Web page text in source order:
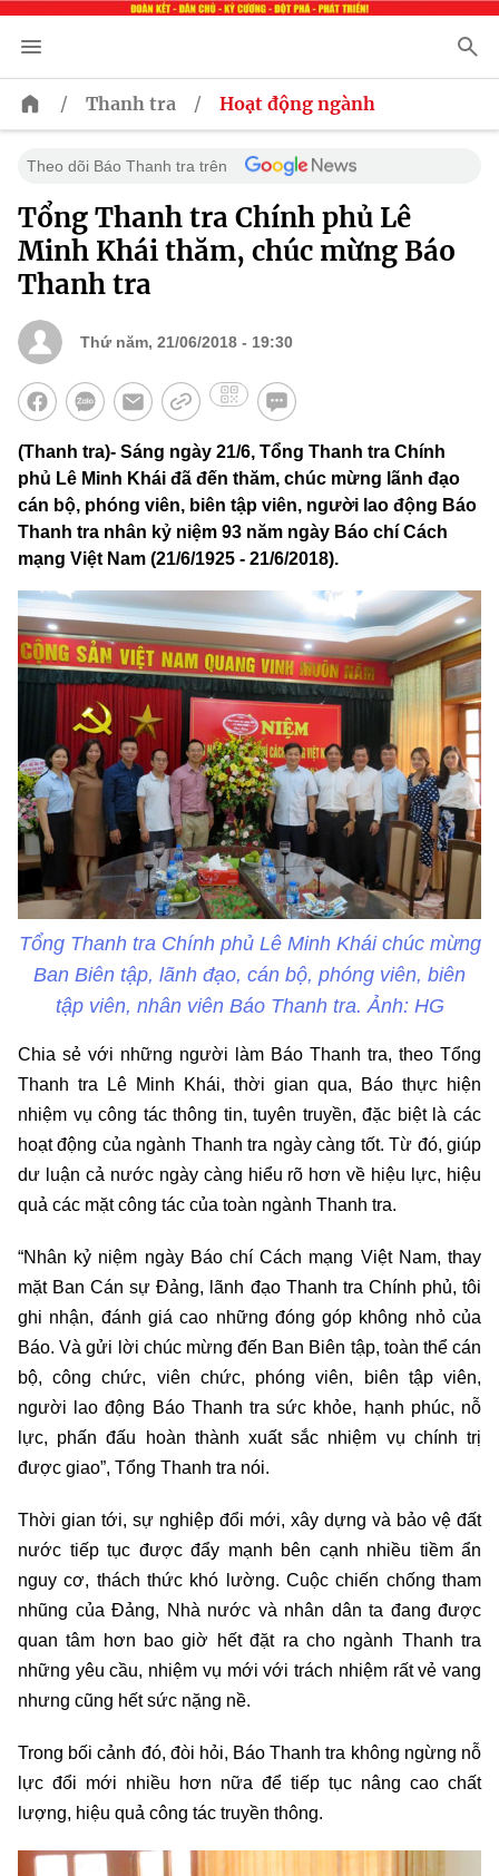
/ Thanh tra / Hoạt động ngành
Theo dõi Báo Thanh tra trên
Tổng Thanh tra Chính phủ Lê
Minh Khái thăm, chúc mừng Báo
Thanh tra
Thứ năm, 21/06/2018 - 19:30
(Thanh tra)- Sáng ngày 21/6, Tổng Thanh tra Chính
phủ Lê Minh Khái đã đến thăm, chúc mừng lãnh đạo
cán bộ, phóng viên, biên tập viên, người lao động Báo
Thanh tra nhân kỷ niệm 93 năm ngày Báo chí Cách
mạng Việt Nam (21/6/1925 - 21/6/2018).
Tổng Thanh tra Chính phủ Lê Minh Khái chúc mừng
Ban Biên tập, lãnh đạo, cán bộ, phóng viên, biên
tập viên, nhân viên Báo Thanh tra. Ảnh: HG
Chia sẻ với những người làm Báo Thanh tra, theo Tổng
Thanh tra Lê Minh Khái, thời gian qua, Báo thực hiện
nhiệm vụ công tác thông tin, tuyên truyền, đặc biệt là các
hoạt động của ngành Thanh tra ngày càng tốt. Từ đó, giúp
dư luận cả nước ngày càng hiểu rõ hơn về hiệu lực, hiệu
quả các mặt công tác của toàn ngành Thanh tra.
“Nhân kỷ niệm ngày Báo chí Cách mạng Việt Nam, thay
mặt Ban Cán sự Đảng, lãnh đạo Thanh tra Chính phủ, tôi
ghi nhận, đánh giá cao những đóng góp không nhỏ của
Báo. Và gửi lời chúc mừng đến Ban Biên tập, toàn thể cán
bộ, công chức, viên chức, phóng viên, biên tập viên,
người lao động Báo Thanh tra sức khỏe, hạnh phúc, nỗ
lực, phấn đấu hoàn thành xuất sắc nhiệm vụ chính trị
được giao”, Tổng Thanh tra nói.
Thời gian tới, sự nghiệp đổi mới, xây dựng và bảo vệ đất
nước tiếp tục được đẩy mạnh bên cạnh nhiều tiềm ẩn
nguy cơ, thách thức khó lường. Cuộc chiến chống tham
nhũng của Đảng, Nhà nước và nhân dân ta đang được
quan tâm hơn bao giờ hết đặt ra cho ngành Thanh tra
những yêu cầu, nhiệm vụ mới với trách nhiệm rất vẻ vang
nhưng cũng hết sức nặng nề.
Trong bối cảnh đó, đòi hỏi, Báo Thanh tra không ngừng nỗ
lực đổi mới nhiều hơn nữa để tiếp tục nâng cao chất
lượng, hiệu quả công tác truyền thông.